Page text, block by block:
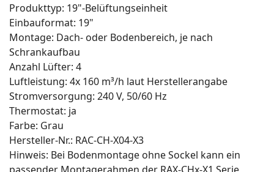
Produkttyp: 19"-Belüftungseinheit
Einbauformat: 19"
Montage: Dach- oder Bodenbereich, je nach
Schrankaufbau
Anzahl Lüfter: 4
Luftleistung: 4x 160 m³/h laut Herstellerangabe
Stromversorgung: 240 V, 50/60 Hz
Thermostat: ja
Farbe: Grau
Hersteller-Nr.: RAC-CH-X04-X3
Hinweis: Bei Bodenmontage ohne Sockel kann ein